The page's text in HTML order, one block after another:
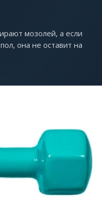
мозолей, а если
она не оставит на